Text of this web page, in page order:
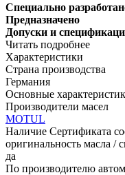
Специально
Предназначено
Допуски и
Читать подробнее
Характеристики
Страна производства
Германия
Основные
Производители масел
MOTUL
Наличие Сертификата
оригинальность масла /
да
По производителю